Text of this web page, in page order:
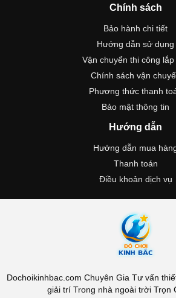
Chính sách
Bảo hành chi tiết
Hướng dẫn sử dụng
Vận chuyển thi công
Chính sách vận
Phương thức thanh
Bảo mật thông tin
Hướng dẫn
Hướng dẫn mua
Thanh toán
Điều khoản dịch vụ
Dochoikinhbac.com Chuyên Gia Tư vấn
giải trí Trong nhà ngoài trời Trọn